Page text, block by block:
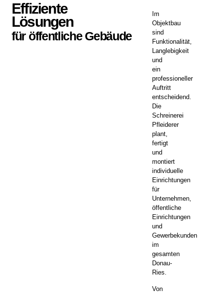
Effiziente
Lösungen
für öffentliche Gebäude
Im
Objektbau
sind
Funktionalität,
Langlebigkeit
und
ein
professioneller
Auftritt
entscheidend.
Die
Schreinerei
Pfleiderer
plant,
fertigt
und
montiert
individuelle
Einrichtungen
für
Unternehmen,
öffentliche
Einrichtungen
und
Gewerbekunden
im
gesamten
Donau-
Ries.
Von